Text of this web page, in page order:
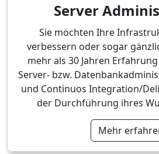
Server
Sie möchten Ihre
verbessern oder sogar
mehr als 30 Jahren
Server- bzw.
und Continuos Integration/
der Durchführung ihres
Mehr